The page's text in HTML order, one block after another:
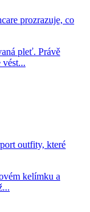
prozrazuje, co
pleť. Právě
outfity, které
kelímku a